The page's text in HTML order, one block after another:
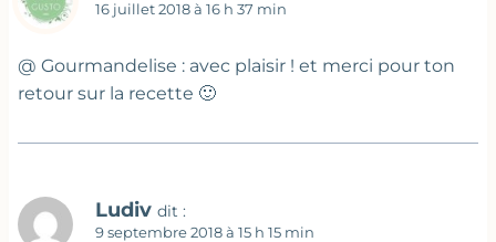
16 juillet 2018 à 16 h 37 min
@ Gourmandelise : avec plaisir ! et merci pour ton
retour sur la recette 🙂
Ludiv dit :
9 septembre 2018 à 15 h 15 min